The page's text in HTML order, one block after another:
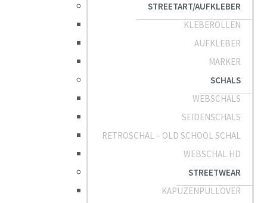
STREETART/AUFKLEBER
KLEBEROLLEN
AUFKLEBER
MARKER
SCHALS
WEBSCHALS
SEIDENSCHALS
RETROSCHAL – OLD SCHOOL SCHAL
WEBSCHAL HD
STREETWEAR
KAPUZENPULLOVER